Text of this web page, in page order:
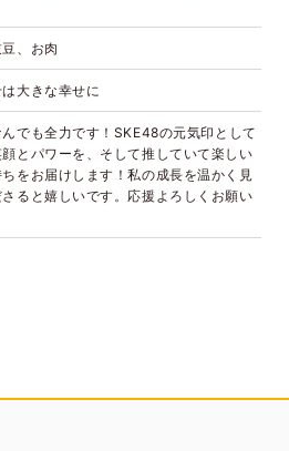
、お肉
大きな幸せに
でも全力です！SKE48の元気印として
とパワーを、そして推していて楽しい
ちをお届けします！私の成長を温かく見
ると嬉しいです。応援よろしくお願い